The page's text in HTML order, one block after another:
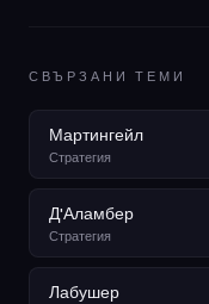
СВЪРЗАНИ ТЕМИ
Мартингейл
Стратегия
Д'Аламбер
Стратегия
Лабушер